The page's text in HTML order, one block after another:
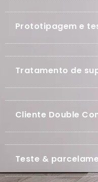
Prototipagem e
Tratamento de
Cliente Double
Teste &